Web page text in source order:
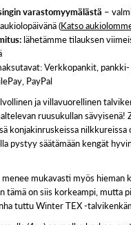
varastomyymälästä –
(Katso
lähetämme tilauksen
Verkkopankit,
PayPal
ja villavuorellinen
ruusukullan sävyisenä!
konjakinruskeissa nilkkureissa
pystyy säätämään kengät
mukavasti myös hieman
tämä on siis korkeampi, mutta
tuttu Winter TEX -